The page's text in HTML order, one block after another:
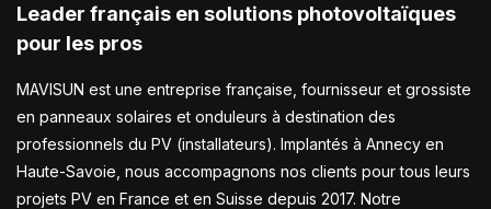
Leader français en solutions photovoltaïques
pour les pros
MAVISUN est une entreprise française, fournisseur et grossiste
en panneaux solaires et onduleurs à destination des
professionnels du PV (installateurs). Implantés à Annecy en
Haute-Savoie, nous accompagnons nos clients pour tous leurs
projets PV en France et en Suisse depuis 2017. Notre